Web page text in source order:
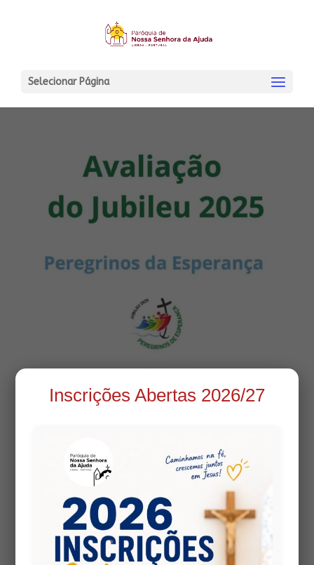
Selecionar Página
Jubileu 2025: Um Caminho de Graça e Renovação na
Nossa Diocese No passado mês de janeiro, foi
concluído o relatório de avaliação do Jubileu 2025 –
Peregrinos de Esperança. Este documento reúne o
testemunho e a reflexão de 142 participantes,
entre párocos, vigários,...
Inscrições Abertas 2026/27